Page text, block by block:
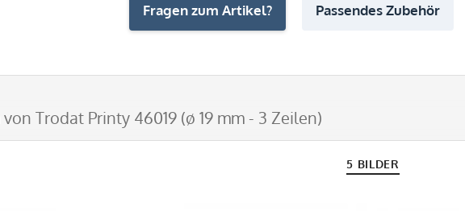
Fragen zum Artikel? Passendes Zubehör
von Trodat Printy 46019 (ø 19 mm - 3 Zeilen)
5 BILDER